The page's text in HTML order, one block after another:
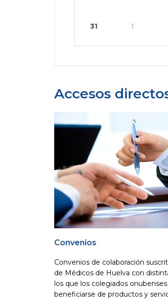
31 1
Accesos
Convenios
Convenios de colaboración
de Médicos de Huelva con
los que los colegiados
beneficiarse de productos y